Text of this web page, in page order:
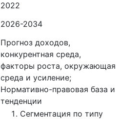
2022
2026-2034
Прогноз доходов,
конкурентная среда,
факторы роста, окружающая
среда и усиление;
Нормативно-правовая база и
тенденции
Сегментация по типу